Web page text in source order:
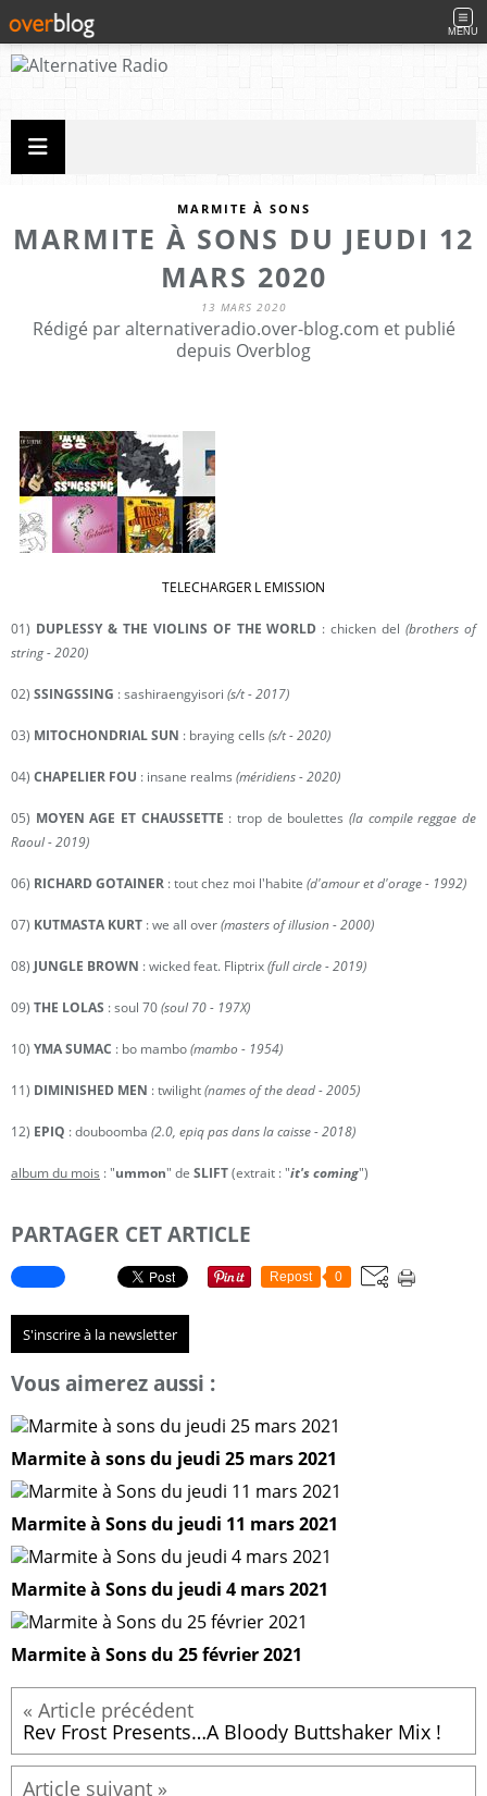
MENU
MARMITE À SONS
MARMITE À SONS DU JEUDI 12
MARS 2020
13 MARS 2020
Rédigé par alternativeradio.over-blog.com et publié
depuis Overblog
TELECHARGER L EMISSION
01) DUPLESSY & THE VIOLINS OF THE WORLD : chicken del(brothers of
string - 2020)
02) SSINGSSING : sashiraengyisori (s/t - 2017)
03) MITOCHONDRIAL SUN : braying cells (s/t - 2020)
04) CHAPELIER FOU : insane realms (méridiens - 2020)
05) MOYEN AGE ET CHAUSSETTE : trop de boulettes (la compile reggae de
Raoul - 2019)
06) RICHARD GOTAINER : tout chez moi l'habite (d'amour et d'orage - 1992)
07) KUTMASTA KURT : we all over(masters of illusion - 2000)
08) JUNGLE BROWN : wicked feat. Fliptrix(full circle - 2019)
09) THE LOLAS : soul 70(soul 70 - 197X)
10) YMA SUMAC : bo mambo(mambo - 1954)
11) DIMINISHED MEN : twilight(names of the dead - 2005)
12) EPIQ : douboomba (2.0, epiq pas dans la caisse - 2018)
album du mois : "ummon" de SLIFT(extrait : "it's coming")
PARTAGER CET ARTICLE
Repost 0
S'inscrire à la newsletter
Vous aimerez aussi :
Marmite à sons du jeudi 25 mars 2021
Marmite à Sons du jeudi 11 mars 2021
Marmite à Sons du jeudi 4 mars 2021
Marmite à Sons du 25 février 2021
Rev Frost Presents…A Bloody Buttshaker Mix !